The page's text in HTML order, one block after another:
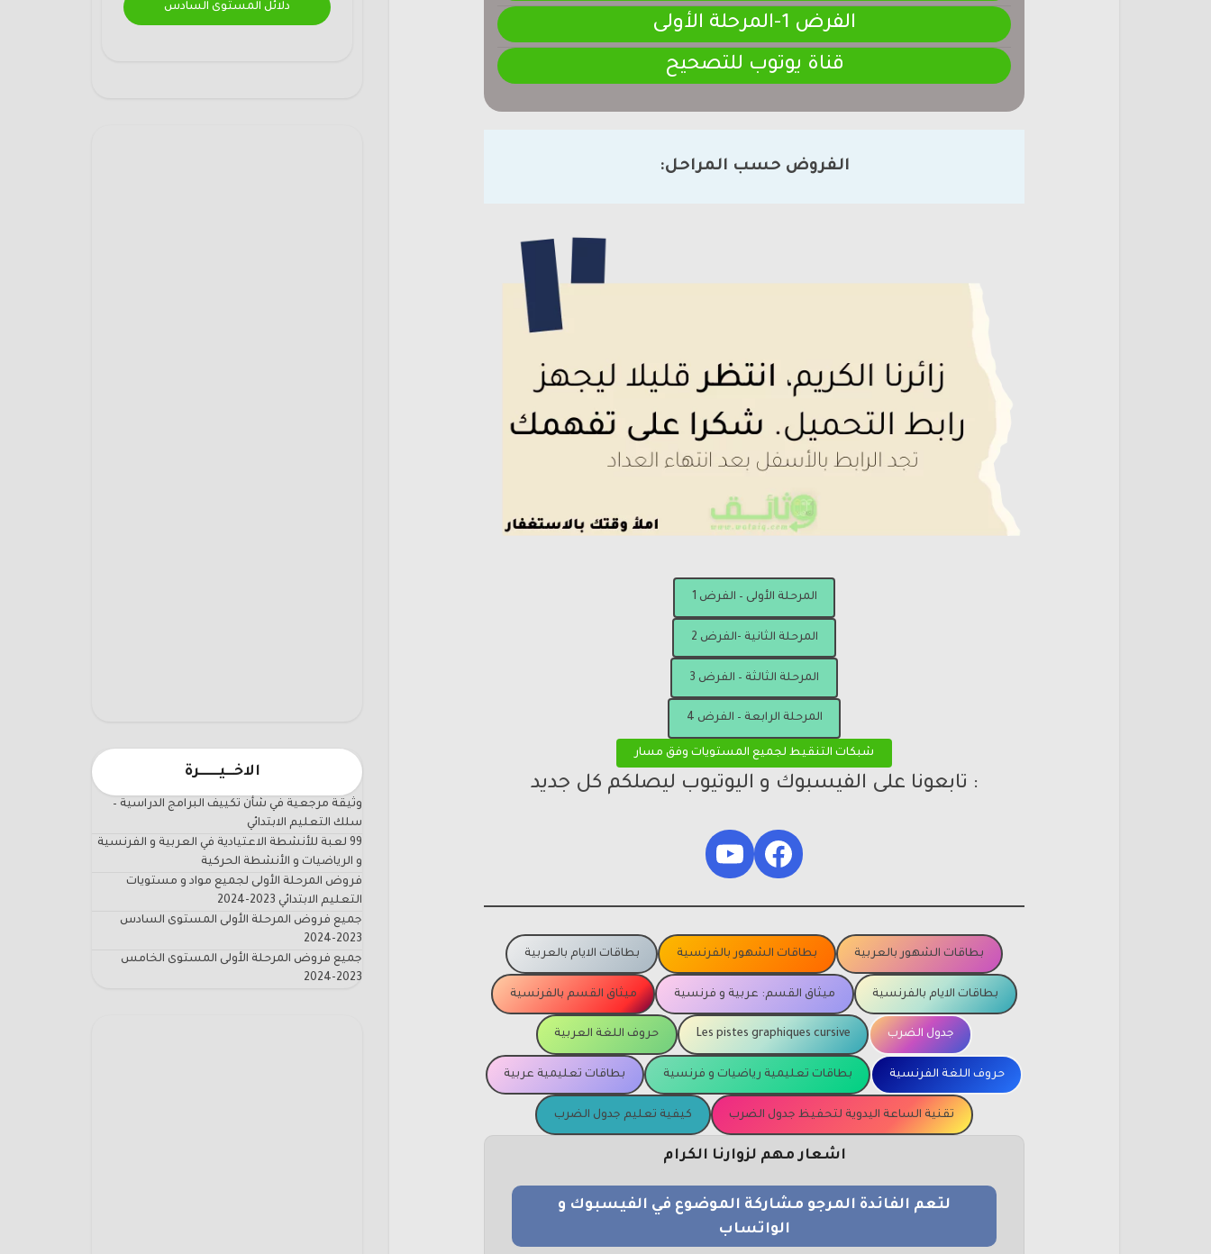
دلائل المستوى السادس
الاخـــيـــــــرة
وثيقة مرجعية في شأن تكييف البرامج الدراسية –
سلك التعليم الابتدائي
99 لعبة للأنشطة الاعتيادية في العربية و الفرنسية
و الرياضيات و الأنشطة الحركية
فروض المرحلة الأولى لجميع مواد و مستويات
التعليم الابتدائي 2023-2024
جميع فروض المرحلة الأولى المستوى السادس
2023-2024
جميع فروض المرحلة الأولى المستوى الخامس
2023-2024
الفرض 1-المرحلة الأولى
قناة يوتوب للتصحيح
الفروض حسب المراحل:
المرحلة الأولى – الفرض 1
المرحلة الثانية -الفرض 2
المرحلة الثالثة – الفرض 3
المرحلة الرابعة – الفرض 4
شبكات التنقيط لجميع المستويات وفق مسار
: تابعونا على الفيسبوك و اليوتيوب ليصلكم كل جديد
Facebook
YouTube
بطاقات الشهور بالعربية بطاقات الشهور بالفرنسية بطاقات الايام بالعربية
بطاقات الايام بالفرنسية ميثاق القسم: عربية و فرنسية ميثاق القسم بالفرنسية
جدول الضرب Les pistes graphiques cursive حروف اللغة العربية
حروف اللغة الفرنسية بطاقات تعليمية رياضيات و فرنسية بطاقات تعليمية عربية
تقنية الساعة اليدوية لتحفيظ جدول الضرب كيفية تعليم جدول الضرب
اشعار مهم لزوارنا الكرام
لتعم الفائدة المرجو مشاركة الموضوع في الفيسبوك و
الواتساب